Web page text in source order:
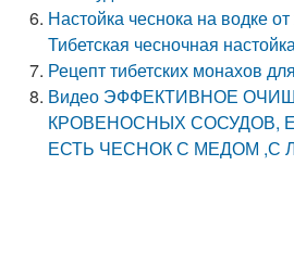
Настойка чеснока на водке
Тибетская чесночная
Рецепт тибетских монахов
Видео ЭФФЕКТИВНОЕ
КРОВЕНОСНЫХ СОСУДОВ,
ЕСТЬ ЧЕСНОК С МЕДОМ ,С